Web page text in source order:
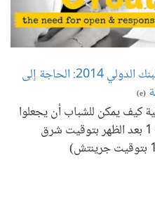
قمة الشباب التي ترعاها مجموعة البنك الدولي 2014: الحاجة إلى
(e)
كيف يمكن للشباب أن يجعلوا
حكوماتهم أكثر انفتاحا. 9 صباحا – 1 بعد الظهر بتوقيت شرق
الولايات المتحدة (13:00 – 17:00 بتوقيت جرينتش)